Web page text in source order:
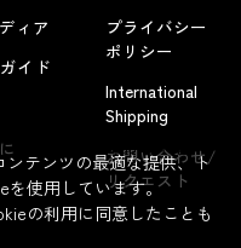
よくあるお問い合わせ
ィア
イド
プライバシー
ポリシー
International
Shipping
お問い合わせ/
リクエスト
テンツの最適な提供、ト
を使用しています。
の利用に同意したことも